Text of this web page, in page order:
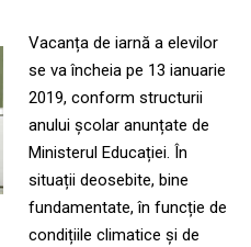
Vacanța de iarnă a elevilor
se va încheia pe 13 ianuarie
2019, conform structurii
anului școlar anunțate de
Ministerul Educației. În
situații deosebite, bine
fundamentate, în funcție de
condițiile climatice și de